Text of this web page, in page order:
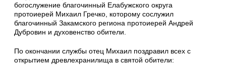
богослужение благочинный Елабужского округа
протоиерей Михаил Гречко, которому сослужил
благочинный Закамского региона протоиерей Андрей
Дубровин и духовенство обители.
По окончании службы отец Михаил поздравил всех с
открытием древлехранилища в святой обители: